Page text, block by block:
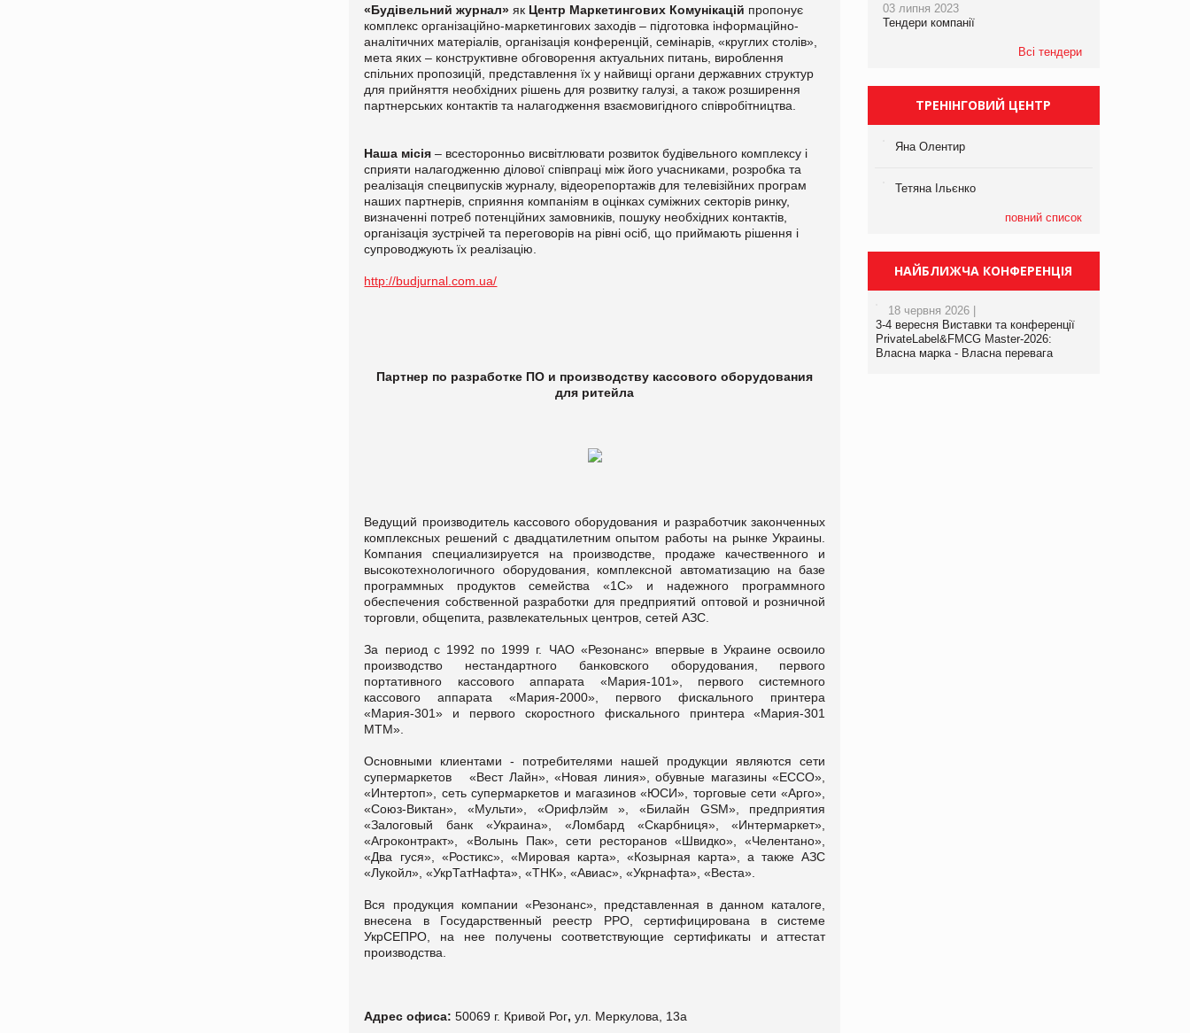
«Будівельний журнал» як Центр Маркетингових Комунікацій пропонує
комплекс організаційно-маркетингових заходів – підготовка інформаційно-
аналітичних матеріалів, організація конференцій, семінарів, «круглих столів»,
мета яких – конструктивне обговорення актуальних питань, вироблення
спільних пропозицій, представлення їх у найвищі органи державних структур
для прийняття необхідних рішень для розвитку галузі, а також розширення
партнерських контактів та налагодження взаємовигідного співробітництва.
Наша місія – всесторонньо висвітлювати розвиток будівельного комплексу і
сприяти налагодженню ділової співпраці між його учасниками, розробка та
реалізація спецвипусків журналу, відеорепортажів для телевізійних програм
наших партнерів, сприяння компаніям в оцінках суміжних секторів ринку,
визначенні потреб потенційних замовників, пошуку необхідних контактів,
організація зустрічей та переговорів на рівні осіб, що приймають рішення і
супроводжують їх реалізацію.
http://budjurnal.com.ua/
Партнер по разработке ПО и производству кассового оборудования
для ритейла
Ведущий производитель кассового оборудования и разработчик законченных
комплексных решений с двадцатилетним опытом работы на рынке Украины.
Компания специализируется на производстве, продаже качественного и
высокотехнологичного оборудования, комплексной автоматизацию на базе
программных продуктов семейства «1С» и надежного программного
обеспечения собственной разработки для предприятий оптовой и розничной
торговли, общепита, развлекательных центров, сетей АЗС.
За период с 1992 по 1999 г. ЧАО «Резонанс» впервые в Украине освоило
производство нестандартного банковского оборудования, первого
портативного кассового аппарата «Мария-101», первого системного
кассового аппарата «Мария-2000», первого фискального принтера
«Мария-301» и первого скоростного фискального принтера «Мария-301
МТМ».
Основными клиентами - потребителями нашей продукции являются сети
супермаркетов «Вест Лайн», «Новая линия», обувные магазины «ECCO»,
«Интертоп», сеть супермаркетов и магазинов «ЮСИ», торговые сети «Арго»,
«Союз-Виктан», «Мульти», «Орифлэйм », «Билайн GSM», предприятия
«Залоговый банк «Украина», «Ломбард «Скарбниця», «Интермаркет»,
«Агроконтракт», «Волынь Пак», сети ресторанов «Швидко», «Челентано»,
«Два гуся», «Ростикс», «Мировая карта», «Козырная карта», а также АЗС
«Лукойл», «УкрТатНафта», «ТНК», «Авиас», «Укрнафта», «Веста».
Вся продукция компании «Резонанс», представленная в данном каталоге,
внесена в Государственный реестр РРО, сертифицирована в системе
УкрСЕПРО, на нее получены соответствующие сертификаты и аттестат
производства.
Адрес офиса:50069 г. Кривой Рог,ул. Меркулова, 13а
03 липня 2023
Тендери компанії
Всі тендери
ТРЕНІНГОВИЙ ЦЕНТР
Яна Олентир
Тетяна Ільєнко
повний список
НАЙБЛИЖЧА КОНФЕРЕНЦІЯ
18 червня 2026 |
3-4 вересня Виставки та конференції
PrivateLabel&FMCG Master-2026:
Власна марка - Власна перевага